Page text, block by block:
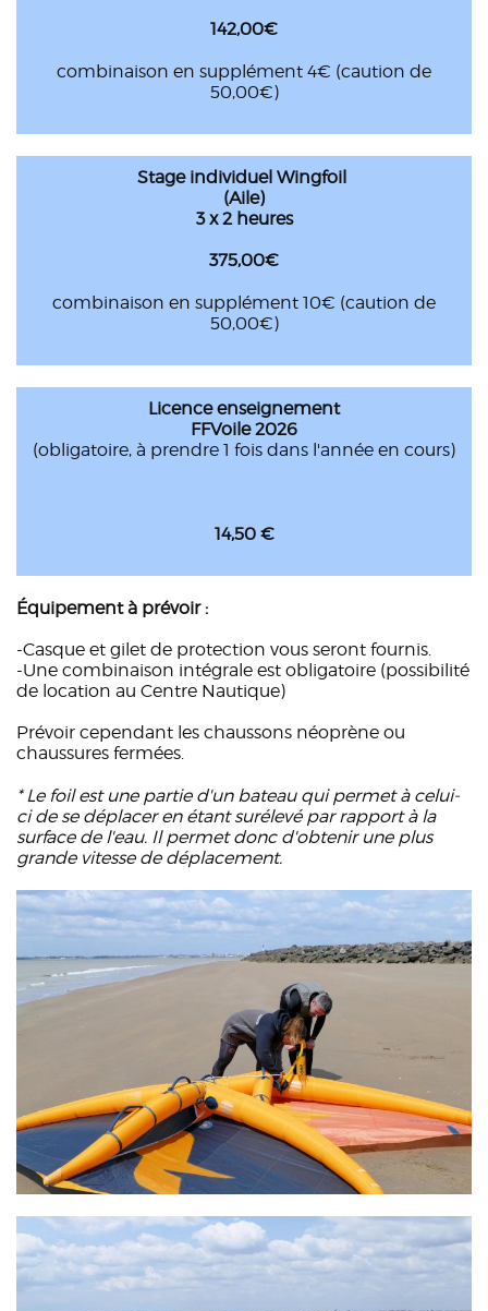
142,00€
combinaison en supplément 4€ (caution de
50,00€)
Stage individuel Wingfoil
(Aile)
3 x 2 heures
375,00€
combinaison en supplément 10€ (caution de
50,00€)
Licence enseignement
FFVoile 2026
(obligatoire, à prendre 1 fois dans l'année en cours)
14,50 €
Équipement à prévoir :
-Casque et gilet de protection vous seront fournis.
-Une combinaison intégrale est obligatoire (possibilité
de location au Centre Nautique)
Prévoir cependant les chaussons néoprène ou
chaussures fermées.
* Le foil est une partie d'un bateau qui permet à celui-
ci de se déplacer en étant surélevé par rapport à la
surface de l'eau. Il permet donc d'obtenir une plus
grande vitesse de déplacement.